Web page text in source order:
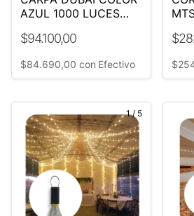
AZUL 1000 LUCES
$94.100,00
$84.690,00 con Efectivo
1/ 5